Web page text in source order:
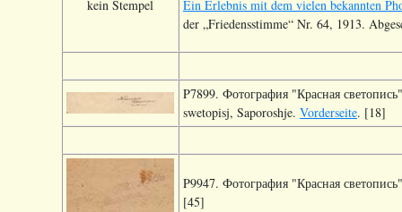
kein Stempel
Ein Erlebnis mit dem vielen bekannten
der „Friedensstimme“ Nr. 64, 1913.
P7899. Фотография "Красная
swetopisj, Saporoshje. Vorderseite. [18]
P9947. Фотография "Красная
[45]